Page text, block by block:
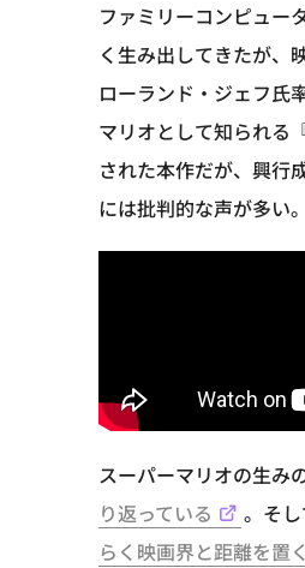
ファミリーコンピュー
く生み出してきたが、
ローランド・ジェフ
マリオとして知られる
された本作だが、興行
には批判的な声が多い。
スーパーマリオの生み
り返っている
。そ
らく映画界と距離を置